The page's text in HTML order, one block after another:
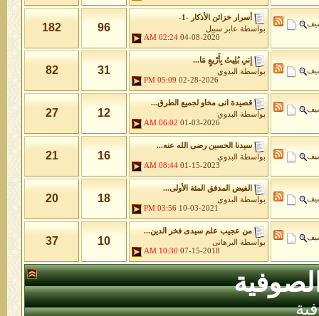
أسرار خزائن اﻷذكار -1-
بواسطة عابر سبيل
04-08-2020
02:24 AM
96
182
إِني بُلِيتُ بِأَرْبعٍ مَا...
بواسطة
البدوي
02-28-2026
05:09 PM
31
82
قصيدة انى مخاو لجميع الطرق...
بواسطة
البدوي
01-03-2026
06:02 AM
12
27
سيدنا الحسين رضى الله عنه...
بواسطة
البدوي
01-15-2023
08:44 AM
16
21
الفيض المدفق المئة الأولى...
بواسطة
البدوي
10-03-2021
03:56 PM
18
20
من عجيب علم سيدى فخر الدين...
بواسطة
البرهانى
07-15-2018
10:30 AM
10
37